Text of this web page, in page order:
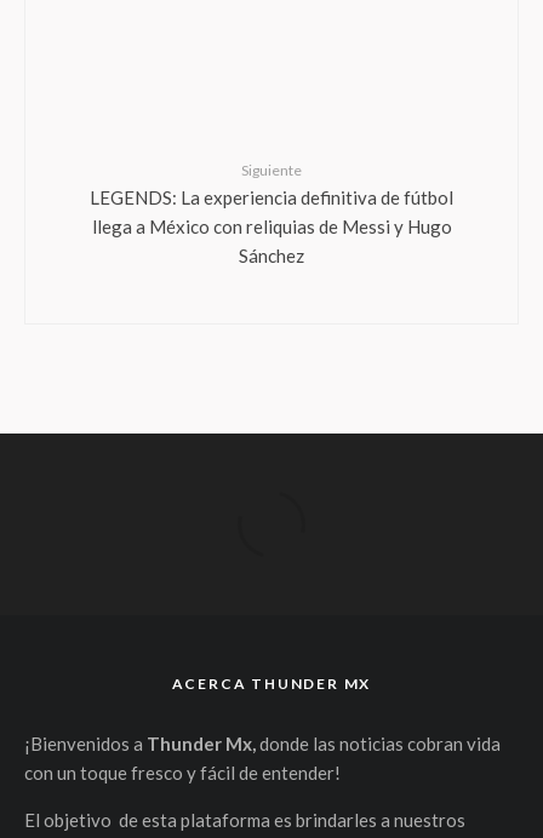
Siguiente
LEGENDS: La experiencia definitiva de fútbol
llega a México con reliquias de Messi y Hugo
Sánchez
ACERCA THUNDER MX
¡Bienvenidos a Thunder Mx,donde las noticias cobran vida
con un toque fresco y fácil de entender!
El objetivo de esta plataforma es brindarles a nuestros